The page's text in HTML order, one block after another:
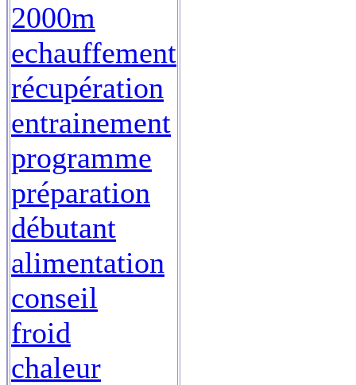
2000m
echauffement
récupération
entrainement
programme
préparation
débutant
alimentation
conseil
froid
chaleur